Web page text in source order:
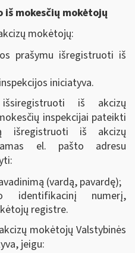
iš mokesčių mokėtojų
mokėtojų:
prašymu išregistruoti iš
iniciatyva.
iš akcizų
inspekcijai pateikti
išregistruoti iš akcizų
el. pašto adresu
(vardą, pavardę);
identifikacinį numerį,
registre.
mokėtojų Valstybinės
jeigu: